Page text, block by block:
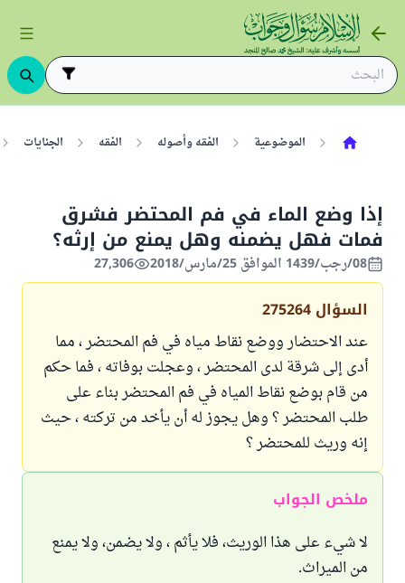
الموضوعية الفقه وأصوله الفقه الجنايات
إذا وضع الماء في فم المحتضر فشرق
فمات فهل يضمنه وهل يمنع من إرثه؟
08/رجب/1439 الموافق 25/مارس/2018 27,306
السؤال 275264
عند الاحتضار ووضع نقاط مياه في فم المحتضر ، مما
أدى إلى شرقة لدى المحتضر ، وعجلت بوفاته ، فما حكم
من قام بوضع نقاط المياه في فم المحتضر بناء على
طلب المحتضر ؟ وهل يجوز له أن يأخد من تركته ، حيث
إنه وريث للمحتضر ؟
ملخص الجواب
لا شيء على هذا الوريث، فلا يأثم ، ولا يضمن، ولا يمنع
من الميراث.